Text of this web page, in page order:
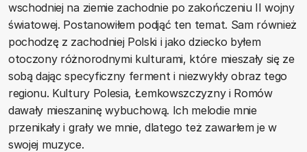
wschodniej na ziemie zachodnie po zakończeniu II wojny
światowej. Postanowiłem podjąć ten temat. Sam również
pochodzę z zachodniej Polski i jako dziecko byłem
otoczony różnorodnymi kulturami, które mieszały się ze
sobą dając specyficzny ferment i niezwykły obraz tego
regionu. Kultury Polesia, Łemkowszczyzny i Romów
dawały mieszaninę wybuchową. Ich melodie mnie
przenikały i grały we mnie, dlatego też zawarłem je w
swojej muzyce.